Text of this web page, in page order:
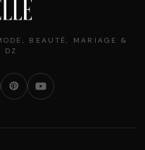
BEAUTÉ, MARIAGE &
DZ